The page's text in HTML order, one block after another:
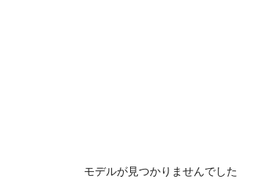
モデルが見つかりませんでした